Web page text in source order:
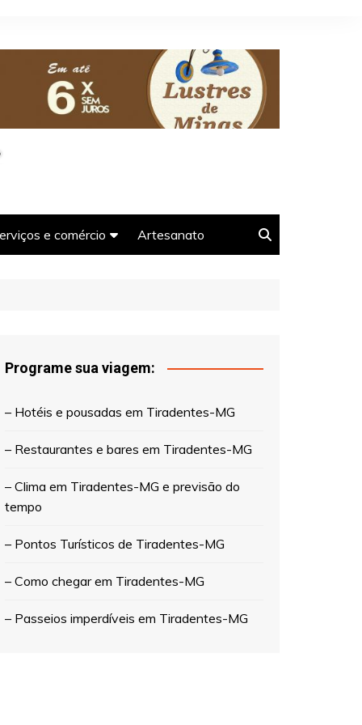
e comércio
Postos de saúde em
Salões de beleza em
Postos de combustíveis
Oficinas mecânicas em
Tiradentes-MG
Artesanato
Programe sua viagem:
– Hotéis e pousadas em Tiradentes-MG
– Restaurantes e bares em Tiradentes-MG
– Clima em Tiradentes-MG e previsão do
tempo
– Pontos Turísticos de Tiradentes-MG
– Como chegar em Tiradentes-MG
– Passeios imperdíveis em Tiradentes-MG